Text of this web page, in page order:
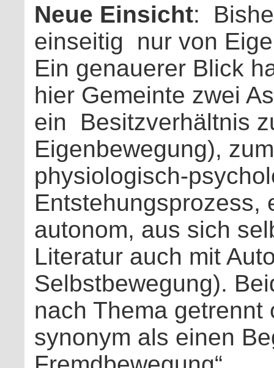
Neue Einsicht:
einseitig
nur von
Ein genauerer Blick
hier Gemeinte zwei
ein
Besitzverhältnis
Eigenbewegung),
physiologisch-
Entstehungsprozess,
autonom, aus sich
Literatur auch mit
Selbstbewegung).
nach Thema
synonym als einen